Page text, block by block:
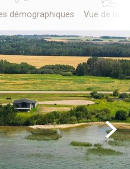
démographiques Vue de la
Next